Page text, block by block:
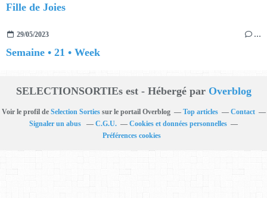
Fille de Joies
29/05/2023 …
Semaine • 21 • Week
SELECTIONSORTIEs est - Hébergé par Overblog
Voir le profil de Selection Sortiessur le portail Overblog Top articles
Contact
Signaler un abus
C.G.U.
Cookies et données personnelles
Préférences cookies